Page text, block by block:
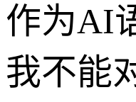
作为AI
我不能